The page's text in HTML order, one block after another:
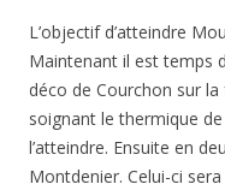
L’objectif d’atteindre
Maintenant il est temps
déco de Courchon sur
soignant le thermique
l’atteindre. Ensuite en
Montdenier. Celui-ci